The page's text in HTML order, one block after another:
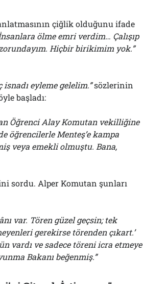
çiğlik olduğunu ifade
ölme emri verdim… Çalışıp
Hiçbir birikimim yok.”
isnadı eyleme gelelim.”sözlerinin
başladı:
Öğrenci Alay Komutan vekilliğine
öğrencilerle Menteş’e kampa
veya emekli olmuştu. Bana,
sordu. Alper Komutan şunları
var. Tören güzel geçsin; tek
gerekirse törenden çıkart.’
vardı ve sadece töreni icra etmeye
Bakanı beğenmiş.”